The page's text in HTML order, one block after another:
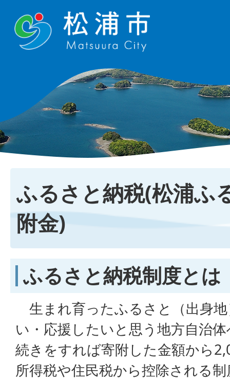
ふるさと納税(松浦ふ
附金)
ふるさと納税制度とは
生まれ育ったふるさと（出身
い・応援したいと思う地方自治
続きをすれば寄附した金額から
所得税や住民税から控除される